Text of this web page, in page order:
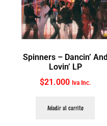
Spinners ‎– Dancin’ And
Lovin’ LP
$21.000 Iva Inc.
Añadir al carrito